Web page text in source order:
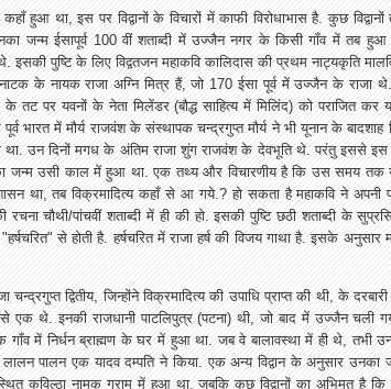
हुआ था, इस पर विद्वानों के विचारों में काफी विरोधाभास है. कुछ विद्वानों
जन्म ईसापूर्व 100 वीं शताब्दी में उज्जैन नगर के किसी गाँव में तब
इसकी पुष्टि के लिए विद्वतजन महाकवि कालिदास की प्रथम नाट्यकृति
के नायक राजा अग्नि मित्र हैं, जो 170 ईसा पूर्व में उज्जैन के राजा
तट पर यवनों के नेता मिलेंडर (बौद्ध साहित्य में मिलिंद) को पराजित कर
भारत में मौर्य राजवंश के संस्थापक चन्द्रगुप्त मौर्य ने भी यूनान के
था. उन दिनों मगध के अंतिम राजा शुंग राजवंश के देवभूति थे. परंतु इससे इस
जन्म उसी काल में हुआ था. एक तथ्य और विचारणीय है कि उस समय तक
था, तब विक्रमादित्य कहाँ से आ गये.? हो सकता है महाकवि ने अपनी
रचना चौथी/पांचवीं शताब्दी में ही की हो. इसकी पुष्टि छठी शताब्दी के
से होती है. हर्षचरित में राजा हर्ष की विजय गाथा है. इसके अनुसार
चन्द्रगुप्त द्वितीय, जिन्होंने विक्रमादित्य की उपाधि प्राप्त की थी, के
एक थे. इनकी राजधानी पाटलिपुत्र (पटना) थी, जो बाद में उज्जैन चली
में निर्धन ब्राह्मण के घर में हुआ था. जब वे बालावस्था में ही थे, तभी
लालन पालन एक यादव दम्पति ने किया. एक अन्य विद्वान के अनुसार उनका
कविल्ठा नामक ग्राम में हुआ था. जबकि कुछ विद्वानों का अभिमत है कि